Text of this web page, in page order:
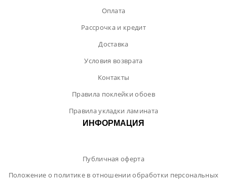
Оплата
Рассрочка и кредит
Доставка
Условия возврата
Контакты
Правила поклейки обоев
Правила укладки ламината
ИНФОРМАЦИЯ
Публичная оферта
Положение о политике в отношении обработки персональных